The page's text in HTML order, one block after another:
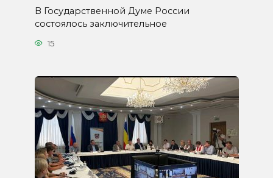
В Государственной Думе России
состоялось заключительное
15